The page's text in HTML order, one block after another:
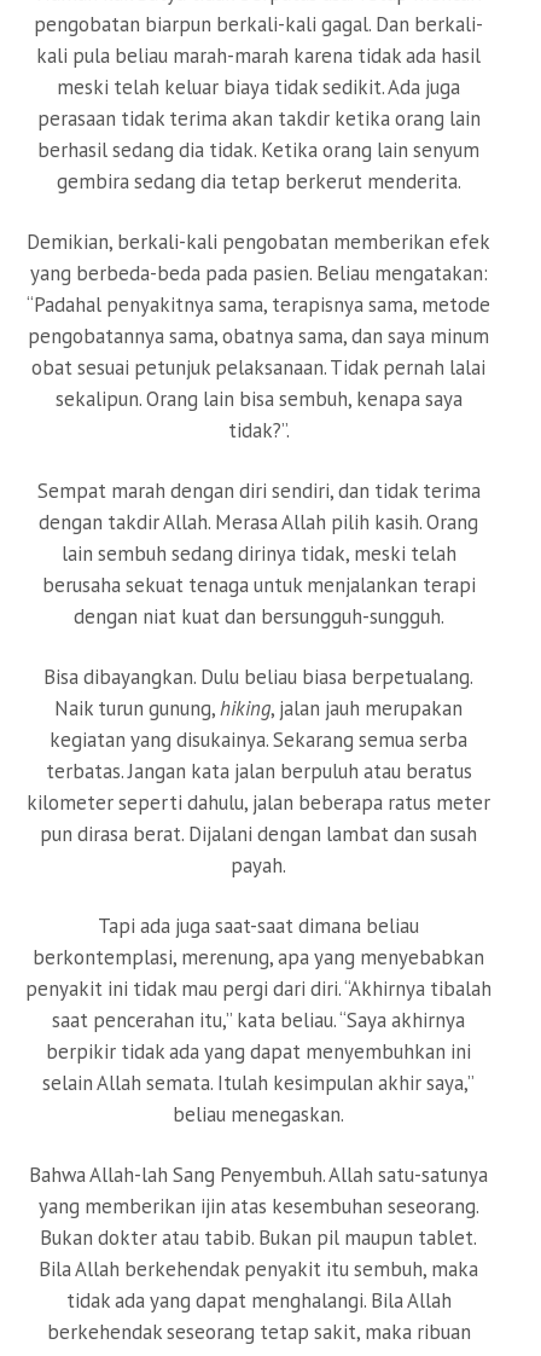
pengobatan biarpun berkali-kali gagal. Dan berkali-
kali pula beliau marah-marah karena tidak ada hasil
meski telah keluar biaya tidak sedikit. Ada juga
perasaan tidak terima akan takdir ketika orang lain
berhasil sedang dia tidak. Ketika orang lain senyum
gembira sedang dia tetap berkerut menderita.
Demikian, berkali-kali pengobatan memberikan efek
yang berbeda-beda pada pasien. Beliau mengatakan:
“Padahal penyakitnya sama, terapisnya sama, metode
pengobatannya sama, obatnya sama, dan saya minum
obat sesuai petunjuk pelaksanaan. Tidak pernah lalai
sekalipun. Orang lain bisa sembuh, kenapa saya
tidak?”.
Sempat marah dengan diri sendiri, dan tidak terima
dengan takdir Allah. Merasa Allah pilih kasih. Orang
lain sembuh sedang dirinya tidak, meski telah
berusaha sekuat tenaga untuk menjalankan terapi
dengan niat kuat dan bersungguh-sungguh.
Bisa dibayangkan. Dulu beliau biasa berpetualang.
Naik turun gunung,hiking, jalan jauh merupakan
kegiatan yang disukainya. Sekarang semua serba
terbatas. Jangan kata jalan berpuluh atau beratus
kilometer seperti dahulu, jalan beberapa ratus meter
pun dirasa berat. Dijalani dengan lambat dan susah
payah.
Tapi ada juga saat-saat dimana beliau
berkontemplasi, merenung, apa yang menyebabkan
penyakit ini tidak mau pergi dari diri. “Akhirnya tibalah
saat pencerahan itu,” kata beliau. “Saya akhirnya
berpikir tidak ada yang dapat menyembuhkan ini
selain Allah semata. Itulah kesimpulan akhir saya,”
beliau menegaskan.
Bahwa Allah-lah Sang Penyembuh. Allah satu-satunya
yang memberikan ijin atas kesembuhan seseorang.
Bukan dokter atau tabib. Bukan pil maupun tablet.
Bila Allah berkehendak penyakit itu sembuh, maka
tidak ada yang dapat menghalangi. Bila Allah
berkehendak seseorang tetap sakit, maka ribuan